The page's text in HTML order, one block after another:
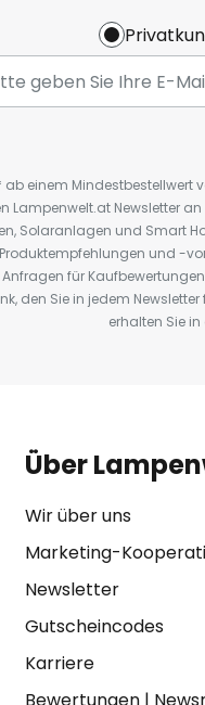
ab einem Mindestbestellwert
Lampenwelt.at Newsletter
Solaranlagen und Smart
und -
für
den Sie in jedem
erhalten Sie in
Über
Wir über uns
Marketing-
Newsletter
Gutscheincodes
Karriere